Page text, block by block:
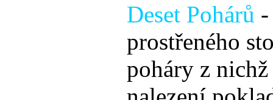
Deset Pohárů
prostřeného
poháry z